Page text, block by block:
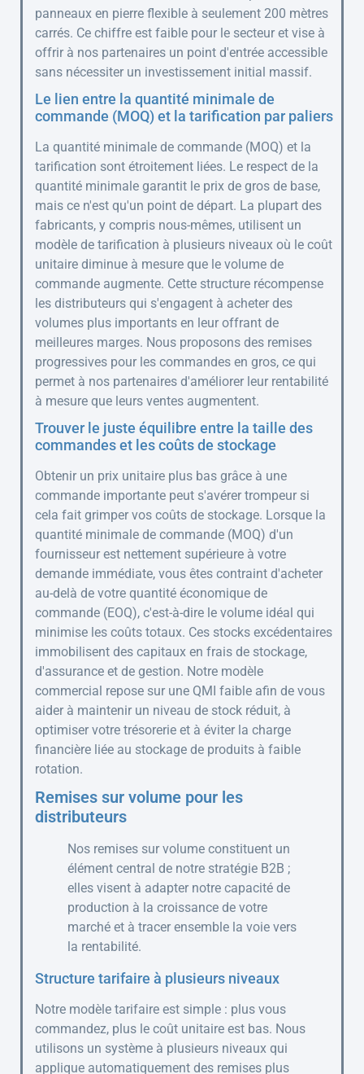
panneaux en pierre flexible à seulement 200 mètres
carrés. Ce chiffre est faible pour le secteur et vise à
offrir à nos partenaires un point d'entrée accessible
sans nécessiter un investissement initial massif.
Le lien entre la quantité minimale de
commande (MOQ) et la tarification par paliers
La quantité minimale de commande (MOQ) et la
tarification sont étroitement liées. Le respect de la
quantité minimale garantit le prix de gros de base,
mais ce n'est qu'un point de départ. La plupart des
fabricants, y compris nous-mêmes, utilisent un
modèle de tarification à plusieurs niveaux où le coût
unitaire diminue à mesure que le volume de
commande augmente. Cette structure récompense
les distributeurs qui s'engagent à acheter des
volumes plus importants en leur offrant de
meilleures marges. Nous proposons des remises
progressives pour les commandes en gros, ce qui
permet à nos partenaires d'améliorer leur rentabilité
à mesure que leurs ventes augmentent.
Trouver le juste équilibre entre la taille des
commandes et les coûts de stockage
Obtenir un prix unitaire plus bas grâce à une
commande importante peut s'avérer trompeur si
cela fait grimper vos coûts de stockage. Lorsque la
quantité minimale de commande (MOQ) d'un
fournisseur est nettement supérieure à votre
demande immédiate, vous êtes contraint d'acheter
au-delà de votre quantité économique de
commande (EOQ), c'est-à-dire le volume idéal qui
minimise les coûts totaux. Ces stocks excédentaires
immobilisent des capitaux en frais de stockage,
d'assurance et de gestion. Notre modèle
commercial repose sur une QMI faible afin de vous
aider à maintenir un niveau de stock réduit, à
optimiser votre trésorerie et à éviter la charge
financière liée au stockage de produits à faible
rotation.
Remises sur volume pour les
distributeurs
Nos remises sur volume constituent un
élément central de notre stratégie B2B ;
elles visent à adapter notre capacité de
production à la croissance de votre
marché et à tracer ensemble la voie vers
la rentabilité.
Structure tarifaire à plusieurs niveaux
Notre modèle tarifaire est simple : plus vous
commandez, plus le coût unitaire est bas. Nous
utilisons un système à plusieurs niveaux qui
applique automatiquement des remises plus